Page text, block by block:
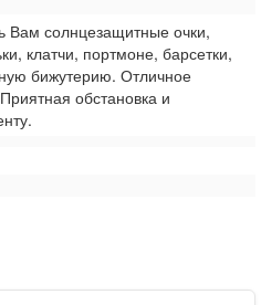
Вам солнцезащитные очки,
клатчи, портмоне, барсетки,
бижутерию. Отличное
обстановка и